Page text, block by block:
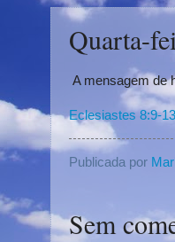
Quarta-
A mensagem de
Eclesiastes 8:9-13
Publicada por
Sem